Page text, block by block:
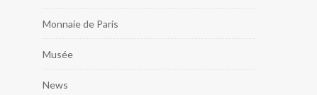
Monnaie de Paris
Musée
News